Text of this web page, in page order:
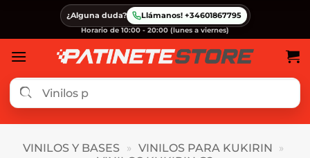
contenido
¿Alguna duda? Llámanos! +34601867795
Horario de 10:00 - 20:00 (lunes a viernes)
VINILOS Y BASES » VINILOS PARA KUKIRIN »